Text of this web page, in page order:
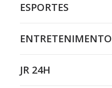
ESPORTES
ENTRETENIMENTO
JR 24H